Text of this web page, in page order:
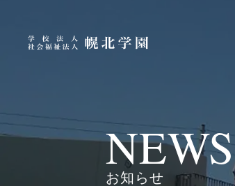
NEWS
お知らせ